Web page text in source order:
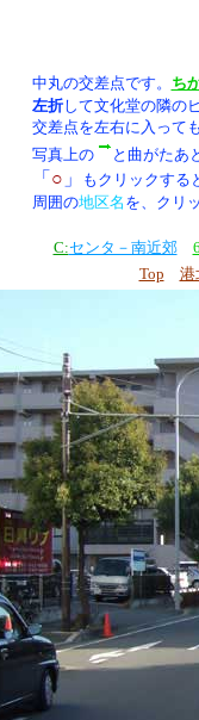
中丸の交差点です。 ち
左折して文化堂の隣のビ
交差点を左右に入って
写真上の
と曲がたあ
「 ○ 」 もクリックする
周囲の地区名 を、クリ
C:センタ－南近郊
Top
港